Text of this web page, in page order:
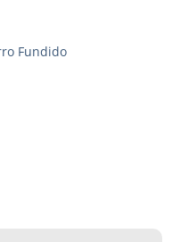
Fundido